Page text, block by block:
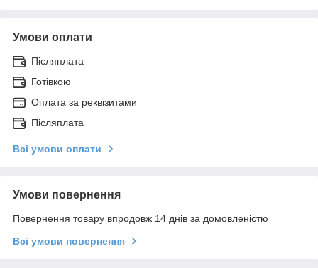
Умови оплати
Післяплата
Готівкою
Оплата за реквізитами
Післяплата
Всі умови оплати
Умови повернення
Повернення товару впродовж 14 днів за домовленістю
Всі умови повернення